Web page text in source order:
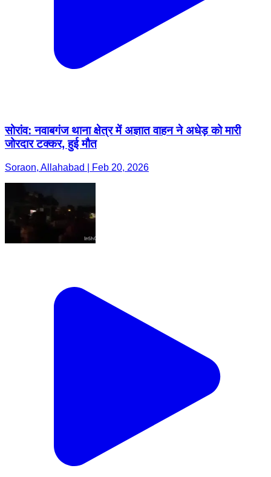
सोरांव: नवाबगंज थाना क्षेत्र में अज्ञात वाहन ने अधेड़ को मारी
जोरदार टक्कर, हुई मौत
Soraon, Allahabad | Feb 20, 2026